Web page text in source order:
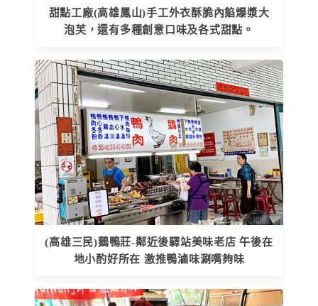
甜點工廠(高雄鳳山)手工外衣酥脆內餡爆漿大
泡芙，還有多種創意口味及各式甜點。
(高雄三民)鵝鴨莊-鄰近後驛站美味老店 午後在
地小酌好所在 激推鴨滷味涮嘴夠味